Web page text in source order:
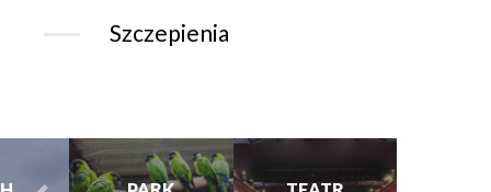
Szczepienia
CENTRUM